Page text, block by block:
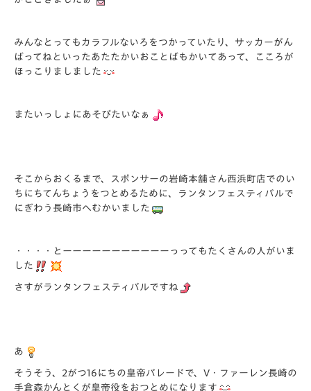
みんなとってもカラフルないろをつかっていたり、サッカーがん
ばってねといったあたたかいおことばもかいてあって、こころが
ほっこりましました
またいっしょにあそびたいなぁ
そこからおくるまで、スポンサーの岩崎本舗さん西浜町店でのい
ちにちてんちょうをつとめるために、ランタンフェスティバルで
にぎわう長崎市へむかいました
・・・・とーーーーーーーーーーーっってもたくさんの人がいま
した
さすがランタンフェスティバルですね
あ
そうそう、2がつ16にちの皇帝パレードで、V・ファーレン長崎の
手倉森かんとくが皇帝役をおつとめになります